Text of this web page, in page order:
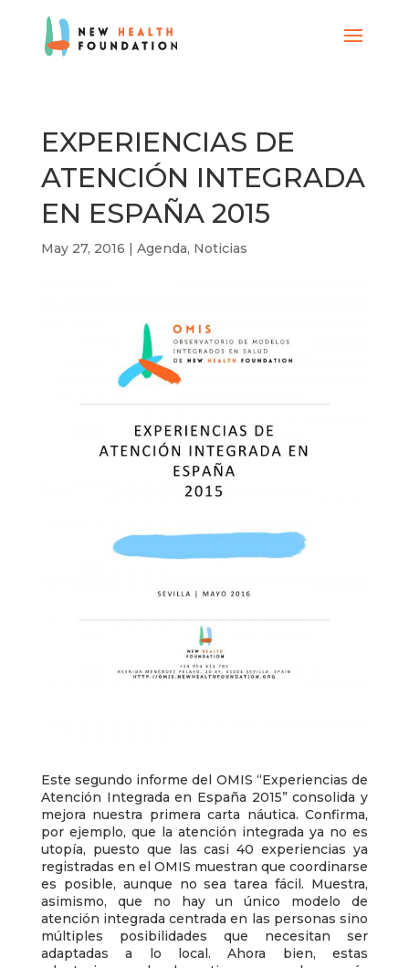
EXPERIENCIAS DE
ATENCIÓN INTEGRADA
EN ESPAÑA 2015
May 27, 2016 | Agenda, Noticias
Este segundo informe del OMIS “Experiencias de
Atención Integrada en España 2015” consolida y
mejora nuestra primera carta náutica. Confirma,
por ejemplo, que la atención integrada ya no es
utopía, puesto que las casi 40 experiencias ya
registradas en el OMIS muestran que coordinarse
es posible, aunque no sea tarea fácil. Muestra,
asimismo, que no hay un único modelo de
atención integrada centrada en las personas sino
múltiples posibilidades que necesitan ser
adaptadas a lo local. Ahora bien, estas